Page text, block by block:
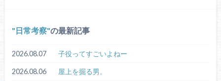
日常考察 の最新記事
2026.08.07 子役ってすごいよねー
2026.08.06 屋上を掘る男。